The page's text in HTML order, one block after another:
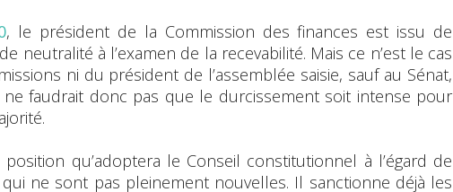
, le président de la Commission des finances est issu de
neutralité à l’examen de la recevabilité. Mais ce n’est le cas
ni du président de l’assemblée saisie, sauf au Sénat,
faudrait donc pas que le durcissement soit intense pour
qu’adoptera le Conseil constitutionnel à l’égard de
qui ne sont pas pleinement nouvelles. Il sanctionne déjà les